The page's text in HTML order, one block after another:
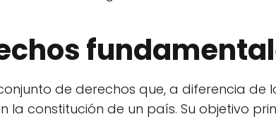
de derechos que, a diferencia de
constitución de un país. Su objetivo